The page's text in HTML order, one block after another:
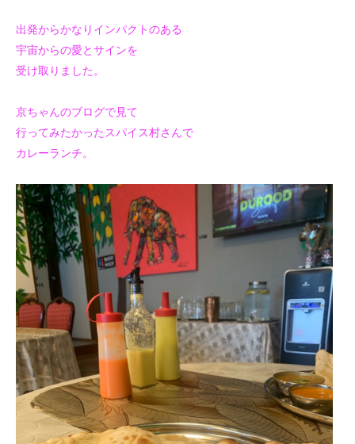
出発からかなりインパクトのある
宇宙からの愛とサインを
受け取りました。
京ちゃんのブログで見て
行ってみたかったスパイス村さんで
カレーランチ。